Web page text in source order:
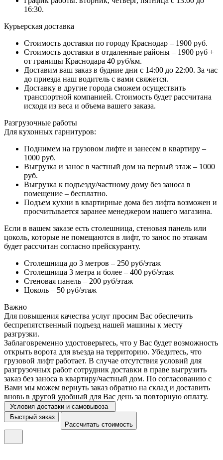
16:30.
Курьерская доставка
Стоимость доставки по городу Краснодар – 1900 руб.
Стоимость доставки в отдаленные районы – 1900 руб +
от границы Краснодара 40 руб/км.
Доставим ваш заказ в будние дни с 14:00 до 22:00. За час
до приезда наш водитель с вами свяжется.
Доставку в другие города сможем осуществить
транспортной компанией. Стоимость будет рассчитана
исходя из веса и объема вашего заказа.
Разгрузочные работы
Для кухонных гарнитуров:
Поднимем на грузовом лифте и занесем в квартиру –
1000 руб.
Выгрузка и занос в частный дом на первый этаж – 1000
руб.
Выгрузка к подъезду/частному дому без заноса в
помещение – бесплатно.
Подъем кухни в квартирные дома без лифта возможен и
просчитывается заранее менеджером нашего магазина.
Если в вашем заказе есть столешница, стеновая панель или
цоколь, которые не помещаются в лифт, то занос по этажам
будет рассчитан согласно прейскуранту.
Столешница до 3 метров – 250 руб/этаж
Столешница 3 метра и более – 400 руб/этаж
Стеновая панель – 200 руб/этаж
Цоколь – 50 руб/этаж
Важно
Для повышения качества услуг просим Вас обеспечить
беспрепятственный подъезд нашей машины к месту
разгрузки.
Заблаговременно удостоверьтесь, что у Вас будет возможность
открыть ворота для въезда на территорию. Убедитесь, что
грузовой лифт работает. В случае отсутствия условий для
разгрузочных работ сотрудник доставки в праве выгрузить
заказ без заноса в квартиру/частный дом. По согласованию с
Вами мы можем вернуть заказ обратно на склад и доставить
вновь в другой удобный для Вас день за повторную оплату.
Условия доставки и самовывоза
Быстрый заказ
Рассчитать стоимость